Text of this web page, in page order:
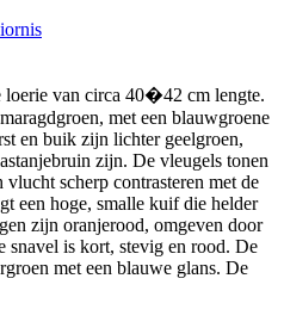
loerie van circa 40�42 cm lengte.
met een blauwgroene
en buik zijn lichter geelgroen,
zijn. De vleugels tonen
scherp contrasteren met de
een hoge, smalle kuif die helder
zijn oranjerood, omgeven door
snavel is kort, stevig en rood. De
met een blauwe glans. De